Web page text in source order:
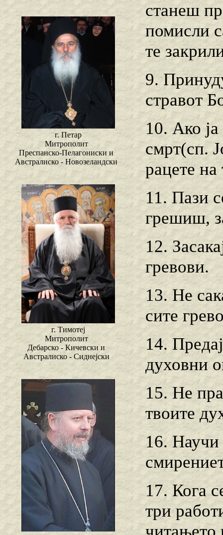
г. Петар
Митрополит
Преспанско-Пелагониски и
Австралиско - Новозеландски
г. Тимотеј
Митрополит
Дебарско - Кичевски и
Австралиско - Сиднејски
станеш
помисли
те
9.
стравот
10. Ако ја
смрт(сп.
рацете на
11. Пази
грешиш,
12.
гревови.
13. He
сите
14.
духовни
15. Не
твоите
16. Научи
17. Кога
три